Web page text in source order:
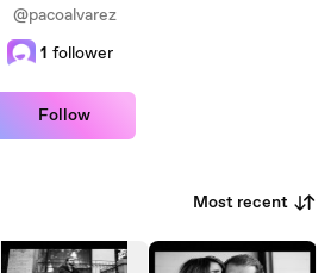
@pacoalvarez
1 follower
Follow
Most recent